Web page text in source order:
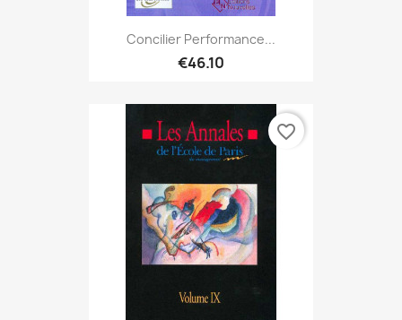
Concilier Performance...
€46.10
favorite_border